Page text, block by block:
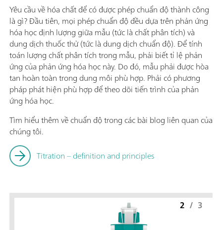
Yêu cầu về hóa chất để có được phép chuẩn độ thành công
là gì? Đầu tiên, mọi phép chuẩn độ đều dựa trên phản ứng
hóa học định lượng giữa mẫu (tức là chất phân tích) và
dung dịch thuốc thử (tức là dung dịch chuẩn độ). Để tính
toán lượng chất phân tích trong mẫu, phải biết tỉ lệ phản
ứng của phản ứng hóa học này. Do đó, mẫu phải được hòa
tan hoàn toàn trong dung môi phù hợp. Phải có phương
pháp phát hiện phù hợp để theo dõi tiến trình của phản
ứng hóa học.
Tìm hiểu thêm về chuẩn độ trong các bài blog liên quan của
chúng tôi.
Titration – definition and principles
2 / 3